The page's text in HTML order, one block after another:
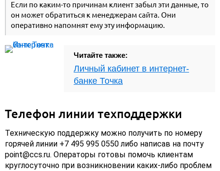
Если по каким-то причинам клиент забыл эти данные, то
он может обратиться к менеджерам сайта. Они
оперативно напомнят ему эту информацию.
Читайте также:
Личный кабинет в интернет-
банке Точка
Телефон линии техподдержки
Техническую поддержку можно получить по номеру
горячей линии +7 495 995 0550 либо написав на почту
point@ccs.ru. Операторы готовы помочь клиентам
круглосуточно при возникновении каких-либо проблем